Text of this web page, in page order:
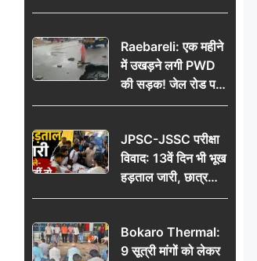
खुली पोल
Raebareli: एक महीने
में उखड़ने लगी PWD
की सड़क! जेल रोड पर
गड्ढे ने खोली निर्माण
की उठी मांग
JPSC-JSSC परीक्षा
विवाद: 13वें दिन भी भूख
हड़ताल जारी, छात्र
बोले- जांच नहीं तो
Bokaro Thermal:
9 सूत्री मांगों को लेकर